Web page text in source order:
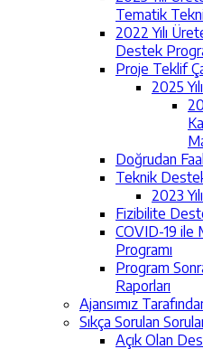
Tematik
2022 Yılı
Destek
Proje Teklif
2025
Doğrudan
Teknik
2023
Fizibilite
COVID-19 ile
Programı
Program
Raporları
Ajansımız
Sıkça Sorulan
Açık Olan